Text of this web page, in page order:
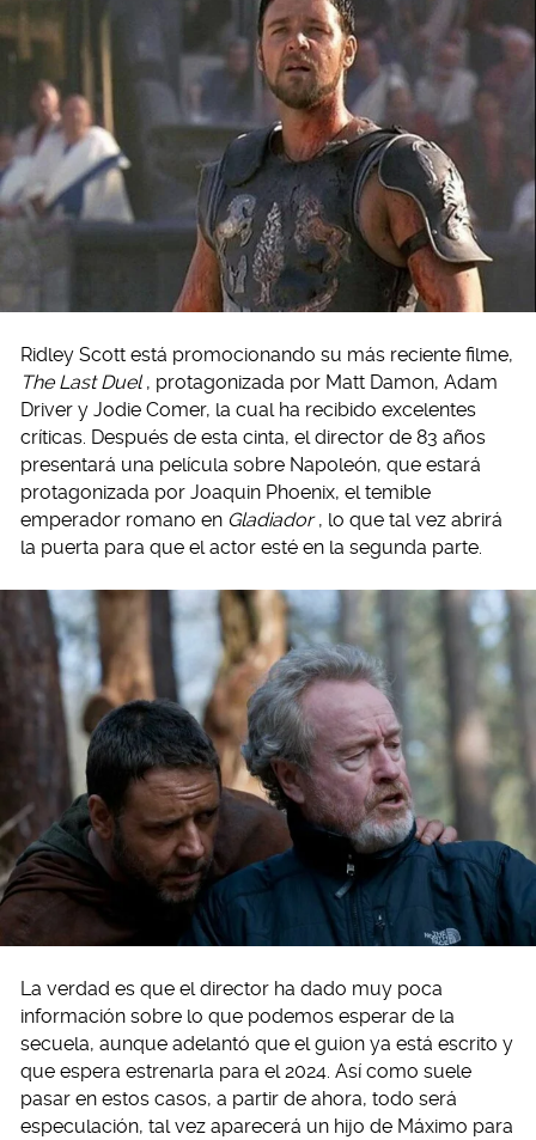
Ridley Scott está promocionando su más reciente filme,
The Last Duel , protagonizada por Matt Damon, Adam
Driver y Jodie Comer, la cual ha recibido excelentes
críticas. Después de esta cinta, el director de 83 años
presentará una película sobre Napoleón, que estará
protagonizada por Joaquin Phoenix, el temible
emperador romano en Gladiador , lo que tal vez abrirá
la puerta para que el actor esté en la segunda parte.
La verdad es que el director ha dado muy poca
información sobre lo que podemos esperar de la
secuela, aunque adelantó que el guion ya está escrito y
que espera estrenarla para el 2024. Así como suele
pasar en estos casos, a partir de ahora, todo será
especulación, tal vez aparecerá un hijo de Máximo para